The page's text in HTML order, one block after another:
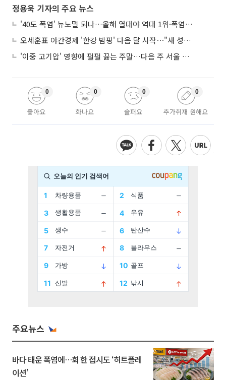
정용욱 기자의 주요 뉴스
'40도 폭염' 뉴노멀 되나…올해 열대야 역대 1위·폭염일수 평년 3배 넘어
오세훈표 야간경제 '한강 밤핑' 다음 달 시작⋯"새 성장동력 만들 것"
'이중 고기압' 영향에 펄펄 끓는 주말…다음 주 서울 포함 서쪽이 더 덥다
좋아요
0
화나요
0
슬퍼요
0
추가취재 원해요
0
주요뉴스
바다 태운 폭염에…회 한 접시도 ‘히트플레
이션’